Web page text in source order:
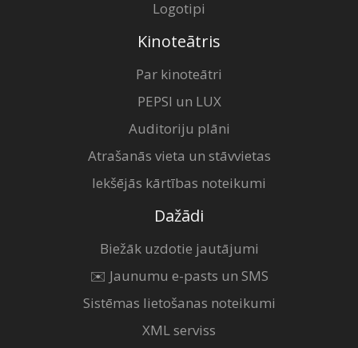
Logotipi
Kinoteātris
Par kinoteātri
PEPSI un LUX
Auditoriju plāni
Atrašanās vieta un stāvvietas
Iekšējās kārtības noteikumi
Dažādi
Biežāk uzdotie jautājumi
✉️ Jaunumu e-pasts un SMS
Sistēmas lietošanas noteikumi
XML serviss